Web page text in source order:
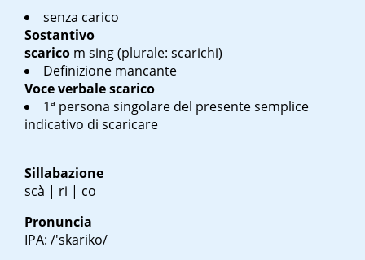
senza carico
Sostantivo
scarico m sing(plurale: scarichi)
Definizione mancante
Voce verbalescarico
1ª persona singolare del presente semplice
indicativo di scaricare
Sillabazione
scà | ri | co
Pronuncia
IPA: /'skariko/